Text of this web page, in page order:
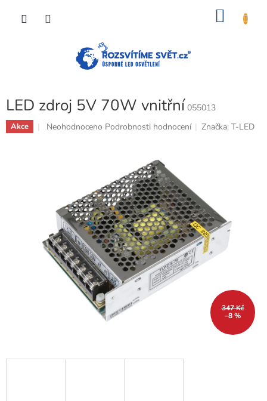
LED zdroj 5V 70W vnitřní 055013
Akce
Průměrné
hvězdiček.
Neohodnoceno Podrobnosti hodnocení Značka:T-LED
347 Kč
–8 %